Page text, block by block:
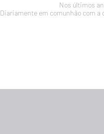
Nos últimos
Diariamente em comunhão com